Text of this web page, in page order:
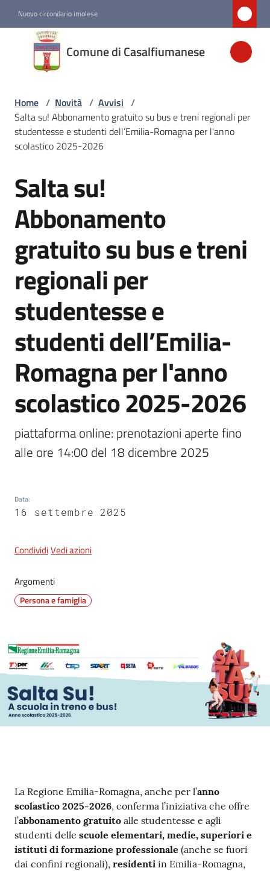
Nuovo circondario imolese
Comune di Casalfiumanese
Comune di
Casalfiumanese
Amministrazione
Novità
Servizi
Vivere
Casalfiumanese
5x1000
Servizi
on-
line
Tutti
argomenti
Home / Novità / Avvisi /
Salta su! Abbonamento gratuito su bus e treni regionali per
studentesse e studenti dell’Emilia-Romagna per l'anno
scolastico 2025-2026
Salta al contenuto
Salta su!
Abbonamento
gratuito su bus e treni
regionali per
studentesse e
studenti dell’Emilia-
Romagna per l'anno
scolastico 2025-2026
piattaforma online: prenotazioni aperte fino
alle ore 14:00 del 18 dicembre 2025
Data:
16 settembre 2025
CondividiVedi azioni
Argomenti
Persona e famiglia
Contenuto
La Regione Emilia-Romagna, anche per l’anno
scolastico 2025-2026, conferma l’iniziativa che offre
l’abbonamento gratuito alle studentesse e agli
studenti delle scuole elementari, medie, superiori e
istituti di formazione professionale (anche se fuori
dai confini regionali), residenti in Emilia-Romagna,